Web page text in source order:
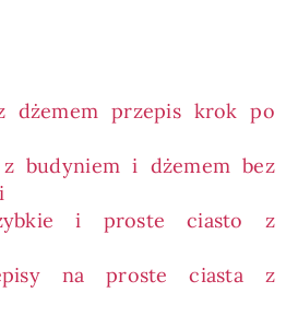
dżemem przepis krok po
budyniem i dżemem bez
i proste ciasto z
na proste ciasta z